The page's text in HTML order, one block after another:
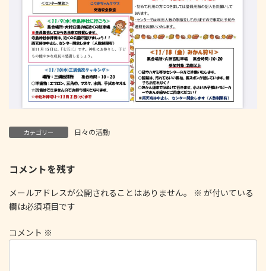
カテゴリー 日々の活動
コメントを残す
メールアドレスが公開されることはありません。 ※ が付いている
欄は必須項目です
コメント ※